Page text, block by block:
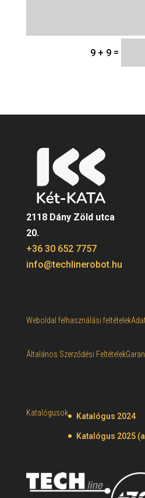
9 + 9 =
2118 Dány Zöld utca
20.
+36 30 652 7757
info@techlinerobot.hu
Weboldal felhasználási feltételek
Általános Szerződési Feltételek
Katalógusok Katalógus 2024
Katalógus 2025